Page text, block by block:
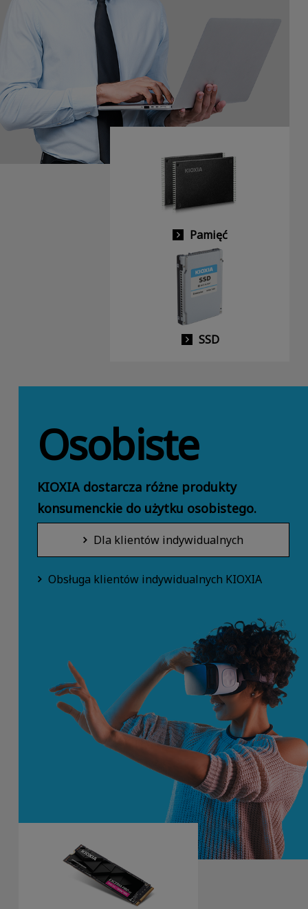
Pamięć
SSD
KIOXIA dostarcza różne produkty
konsumenckie do użytku osobistego.
Osobiste
Dla klientów indywidualnych
Obsługa klientów indywidualnych KIOXIA